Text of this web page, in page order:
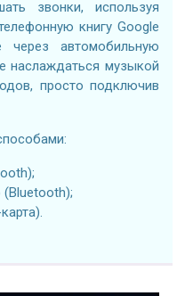
звонки, используя
книгу Google
через автомобильную
наслаждаться музыкой
просто подключив
(Bluetooth);